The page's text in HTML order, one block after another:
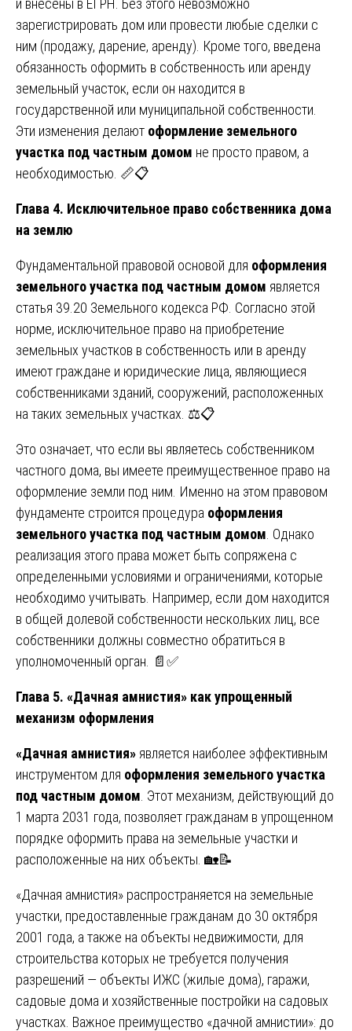
и внесены в ЕГРН. Без этого невозможно
зарегистрировать дом или провести любые сделки с
ним (продажу, дарение, аренду). Кроме того, введена
обязанность оформить в собственность или аренду
земельный участок, если он находится в
государственной или муниципальной собственности.
Эти изменения делают оформление земельного
участка под частным домом не просто правом, а
необходимостью. 📏📋
Глава 4. Исключительное право собственника дома
на землю
Фундаментальной правовой основой для оформления
земельного участка под частным домом является
статья 39.20 Земельного кодекса РФ. Согласно этой
норме, исключительное право на приобретение
земельных участков в собственность или в аренду
имеют граждане и юридические лица, являющиеся
собственниками зданий, сооружений, расположенных
на таких земельных участках. ⚖️📋
Это означает, что если вы являетесь собственником
частного дома, вы имеете преимущественное право на
оформление земли под ним. Именно на этом правовом
фундаменте строится процедура оформления
земельного участка под частным домом . Однако
реализация этого права может быть сопряжена с
определенными условиями и ограничениями, которые
необходимо учитывать. Например, если дом находится
в общей долевой собственности нескольких лиц, все
собственники должны совместно обратиться в
уполномоченный орган. 📄✅
Глава 5. «Дачная амнистия» как упрощенный
механизм оформления
«Дачная амнистия» является наиболее эффективным
инструментом для оформления земельного участка
под частным домом . Этот механизм, действующий до
1 марта 2031 года, позволяет гражданам в упрощенном
порядке оформить права на земельные участки и
расположенные на них объекты. 🏡📝
«Дачная амнистия» распространяется на земельные
участки, предоставленные гражданам до 30 октября
2001 года, а также на объекты недвижимости, для
строительства которых не требуется получения
разрешений — объекты ИЖС (жилые дома), гаражи,
садовые дома и хозяйственные постройки на садовых
участках. Важное преимущество «дачной амнистии»: до